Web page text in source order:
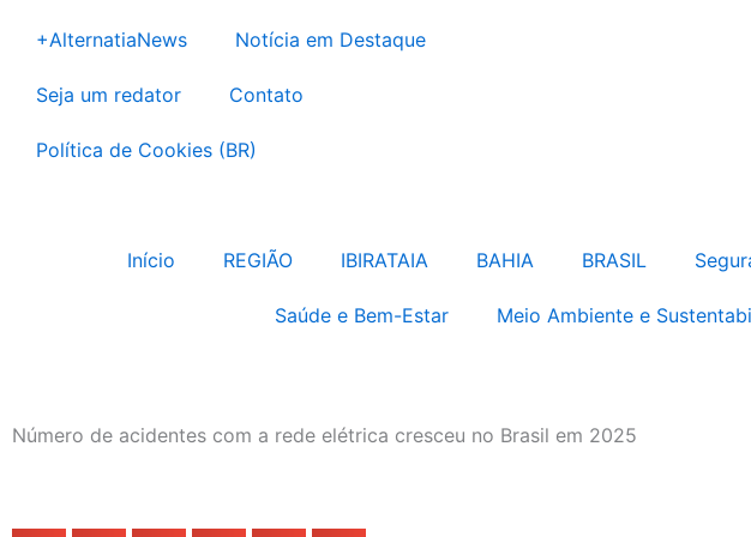
para
conteúdo
+AlternatiaNews Notícia em Destaque
Seja um redator Contato
Política de Cookies (BR)
Início REGIÃO IBIRATAIA BAHIA BRASIL
Saúde e Bem-Estar Meio Ambiente e
Número de acidentes com a rede elétrica cresceu no Brasil em 2025